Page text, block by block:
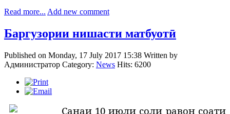
Read more... Add new comment
Баргузории нишасти матбуотӣ
Published on Monday, 17 July 2017 15:38 Written by
Администратор Category: News Hits: 6200
Санаи 10 июли соли равон соати